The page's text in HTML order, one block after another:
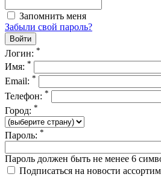
Запомнить меня
Забыли свой пароль?
Логин: *
Имя: *
Email: *
Телефон: *
Город: *
Пароль: *
Пароль должен быть не менее 6
Подписаться на новости